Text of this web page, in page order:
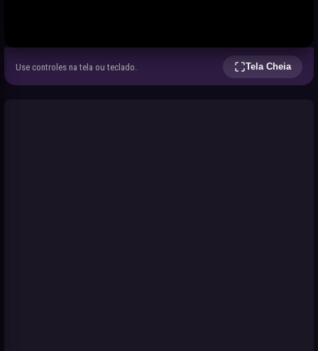
Use controles na tela ou teclado. Tela Cheia